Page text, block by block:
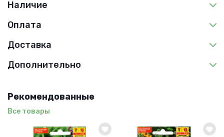
Наличие
Оплата
Доставка
Дополнительно
Рекомендованные
Все товары